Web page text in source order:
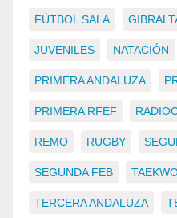
FÚTBOL SALA
JUVENILES NATACIÓN
PRIMERA ANDALUZA
PRIMERA RFEF
REMO RUGBY
SEGUNDA FEB
TERCERA ANDALUZA